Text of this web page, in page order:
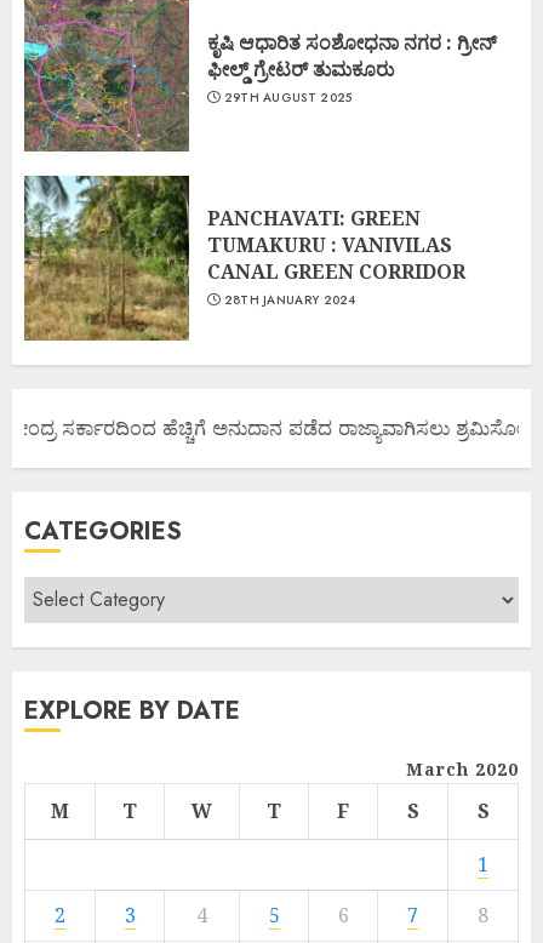
ಕೃಷಿ ಆಧಾರಿತ ಸಂಶೋಧನಾ ನಗರ : ಗ್ರೀನ್
ಫೀಲ್ಡ್ ಗ್ರೇಟರ್ ತುಮಕೂರು
29TH AUGUST 2025
PANCHAVATI: GREEN
TUMAKURU : VANIVILAS
CANAL GREEN CORRIDOR
28TH JANUARY 2024
ಸರ್ಕಾರದಿಂದ ಹೆಚ್ಚಿಗೆ ಅನುದಾನ ಪಡೆದ ರಾಜ್ಯಾವಾಗಿಸಲು ಶ್ರಮಿಸೋಣ
CATEGORIES
EXPLORE BY DATE
March 2020
M T W T F S
S
1
2
3 4 5 6 7
8